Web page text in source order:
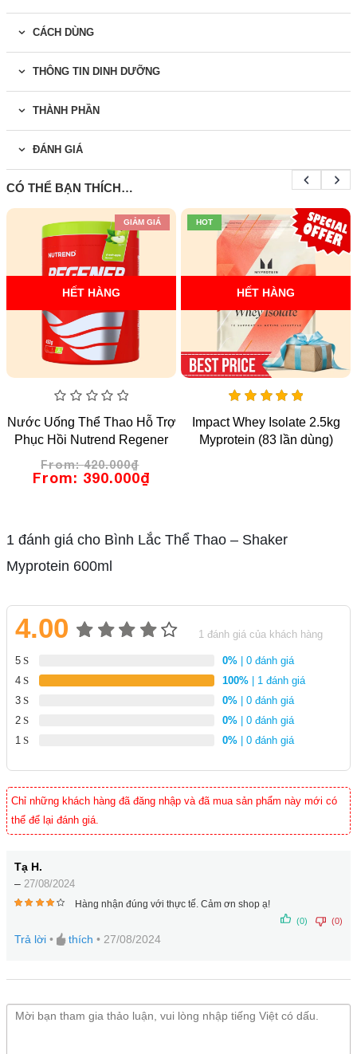
CÁCH DÙNG
THÔNG TIN DINH DƯỠNG
THÀNH PHẦN
ĐÁNH GIÁ
CÓ THỂ BẠN THÍCH…
GIẢM GIÁ
HẾT HÀNG
0
out
of
Nước Uống Thể Thao Hỗ Trợ
Phục Hồi Nutrend Regener
dạng bột tiện lợi – vị Fresh
Apple
From:420.000₫
From: 390.000₫
HOT
HẾT HÀNG
5.00
out
of 5
Impact Whey Isolate 2.5kg
Myprotein (83 lần dùng)
1 đánh giá cho Bình Lắc Thể Thao – Shaker
Myprotein 600ml
4.00
trên
5 dựa
1 đánh giá của khách hàng
5 0% | 0 đánh giá
4
100% | 1 đánh giá
3
0% | 0 đánh giá
2
0% | 0 đánh giá
1
0% | 0 đánh giá
Chỉ những khách hàng đã đăng nhập và đã mua sản phẩm này mới có
thể để lại đánh giá.
Tạ H.
– 27/08/2024
5
Hàng nhận đúng với thực tế. Cảm ơn shop ạ!
(0) (0)
Trả lời • thích • 27/08/2024